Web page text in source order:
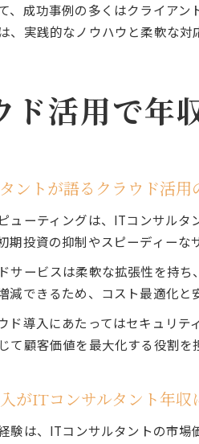
、成功事例の多くはクライア
、実践的なノウハウと柔軟な
ド活用で年
ントが語るクラウド活用
ューティングは、ITコンサル
期投資の抑制やスピーディーな
サービスは柔軟な拡張性を持
減できるため、コスト最適化と
ド導入にあたってはセキュリ
て顧客価値を最大化する役割を
がITコンサルタント年収
験は、ITコンサルタントの市